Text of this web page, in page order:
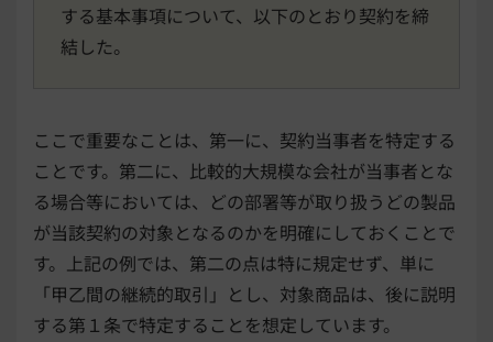
する基本事項について、以下のとおり契約を締
結した。
ここで重要なことは、第一に、契約当事者を特定する
ことです。第二に、比較的大規模な会社が当事者とな
る場合等においては、どの部署等が取り扱うどの製品
が当該契約の対象となるのかを明確にしておくことで
す。上記の例では、第二の点は特に規定せず、単に
「甲乙間の継続的取引」とし、対象商品は、後に説明
する第１条で特定することを想定しています。